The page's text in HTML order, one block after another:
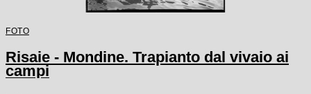
FOTO
Risaie - Mondine. Trapianto dal vivaio ai
campi